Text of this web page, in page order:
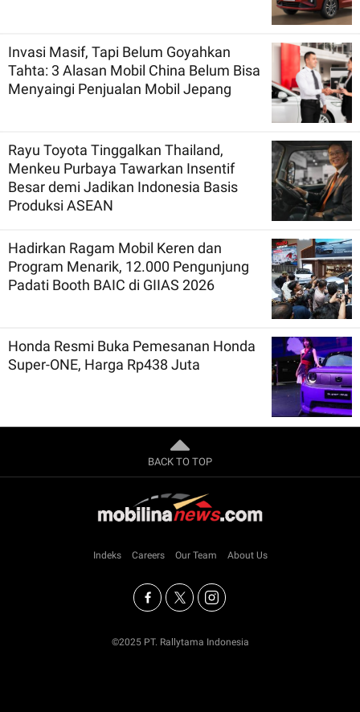
Invasi Masif, Tapi Belum Goyahkan
Tahta: 3 Alasan Mobil China Belum Bisa
Menyaingi Penjualan Mobil Jepang
Rayu Toyota Tinggalkan Thailand,
Menkeu Purbaya Tawarkan Insentif
Besar demi Jadikan Indonesia Basis
Produksi ASEAN
Hadirkan Ragam Mobil Keren dan
Program Menarik, 12.000 Pengunjung
Padati Booth BAIC di GIIAS 2026
Honda Resmi Buka Pemesanan Honda
Super-ONE, Harga Rp438 Juta
BACK TO TOP
Indeks Careers Our Team About Us
©2025 PT. Rallytama Indonesia